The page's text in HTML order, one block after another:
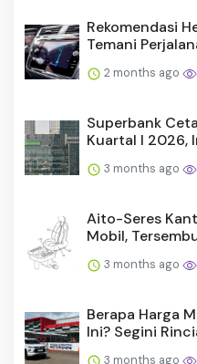
Rekomendasi
Temani
2 months ago
Superbank
Kuartal I 2026,
3 months ago
Aito-Seres
Mobil,
3 months ago
Berapa Harga
Ini? Segini
3 months ago